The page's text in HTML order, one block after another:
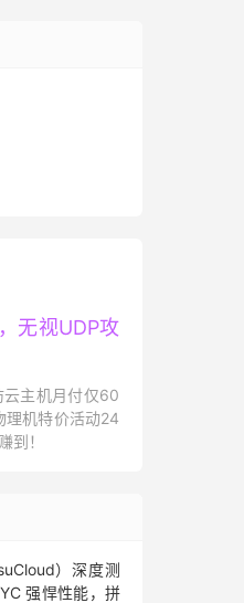
无视UDP攻
主机月付仅60
理机特价活动24
到！
）深度测
强悍性能，拼